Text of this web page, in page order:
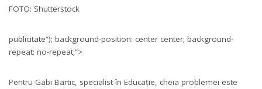
FOTO: Shutterstock
publicitate“); background-position: center center; background-
repeat: no-repeat;”>
Pentru Gabi Bartic, specialist în Educație, cheia problemei este